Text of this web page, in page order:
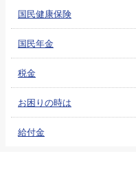
国民健康保険
国民年金
税金
お困りの時は
給付金